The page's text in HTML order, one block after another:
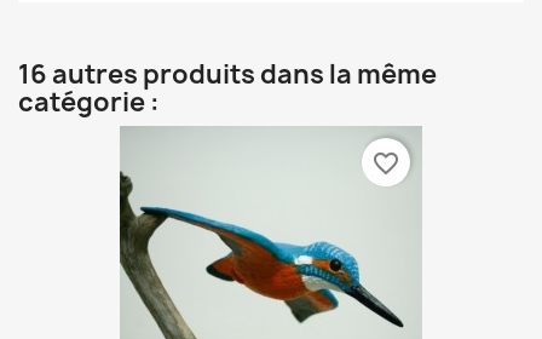
16 autres produits dans la même
catégorie :
favorite_border